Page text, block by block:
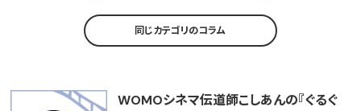
同じカテゴリのコラム
WOMOシネマ伝道師こしあんの『ぐるぐ